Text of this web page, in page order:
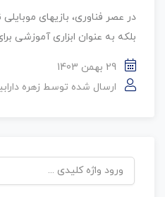
در عصر فناوری، بازیهای
بلکه به عنوان ابزاری آموزشی
29 بهمن 1403
ارسال شده توسط زهره
جستجو
برای: